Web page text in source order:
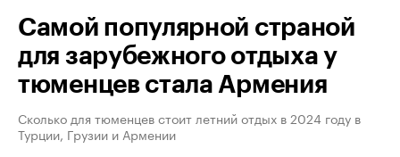
Самой популярной страной
для зарубежного отдыха у
тюменцев стала Армения
Сколько для тюменцев стоит летний отдых в 2024 году в
Турции, Грузии и Армении